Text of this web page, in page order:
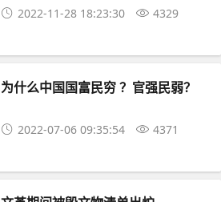
2022-11-28 18:23:30 4329
为什么中国国富民穷 ？官强民弱？
2022-07-06 09:35:54 4371